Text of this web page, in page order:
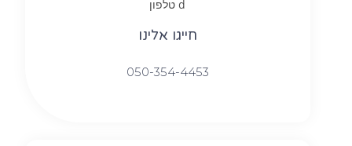
חייגו אלינו
050-354-4453